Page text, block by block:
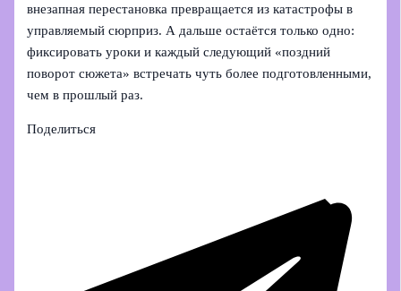
внезапная перестановка превращается из катастрофы в
управляемый сюрприз. А дальше остаётся только одно:
фиксировать уроки и каждый следующий «поздний
поворот сюжета» встречать чуть более подготовленными,
чем в прошлый раз.
Поделиться